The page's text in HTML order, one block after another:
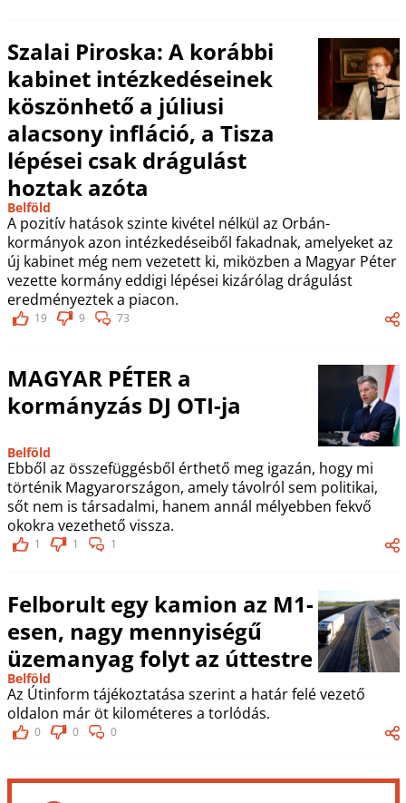
Szalai Piroska: A korábbi
kabinet intézkedéseinek
köszönhető a júliusi
alacsony infláció, a Tisza
lépései csak drágulást
hoztak azóta
Belföld
A pozitív hatások szinte kivétel nélkül az Orbán-
kormányok azon intézkedéseiből fakadnak, amelyeket az
új kabinet még nem vezetett ki, miközben a Magyar Péter
vezette kormány eddigi lépései kizárólag drágulást
eredményeztek a piacon.
19 9 73
MAGYAR PÉTER a
kormányzás DJ OTI-ja
Belföld
Ebből az összefüggésből érthető meg igazán, hogy mi
történik Magyarországon, amely távolról sem politikai,
sőt nem is társadalmi, hanem annál mélyebben fekvő
okokra vezethető vissza.
1 1 1
Felborult egy kamion az M1-
esen, nagy mennyiségű
üzemanyag folyt az úttestre
Belföld
Az Útinform tájékoztatása szerint a határ felé vezető
oldalon már öt kilométeres a torlódás.
0 0 0